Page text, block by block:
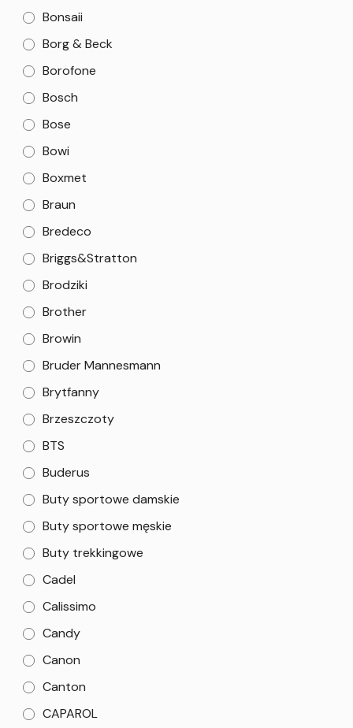
Bonsaii
Borg & Beck
Borofone
Bosch
Bose
Bowi
Boxmet
Braun
Bredeco
Briggs&Stratton
Brodziki
Brother
Browin
Bruder Mannesmann
Brytfanny
Brzeszczoty
BTS
Buderus
Buty sportowe damskie
Buty sportowe męskie
Buty trekkingowe
Cadel
Calissimo
Candy
Canon
Canton
CAPAROL